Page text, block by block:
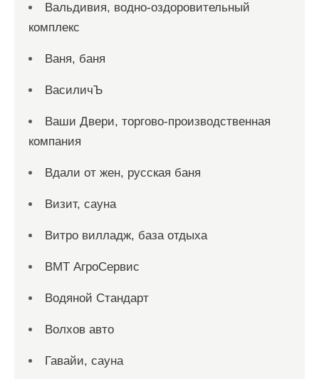
Вальдивия, водно-оздоровительный
комплекс
Ваня, баня
ВасиличЪ
Ваши Двери, торгово-производственная
компания
Вдали от жен, русская баня
Визит, сауна
Витро вилладж, база отдыха
ВМТ АгроСервис
Водяной Стандарт
Волхов авто
Гавайи, сауна